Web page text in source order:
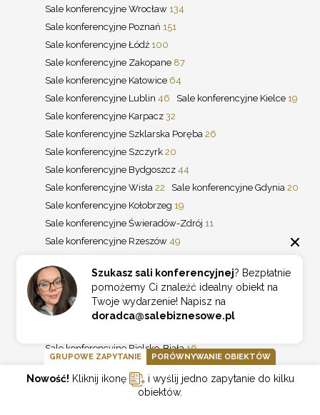
Sale konferencyjne Wrocław 134
Sale konferencyjne Poznań 151
Sale konferencyjne Łódź 100
Sale konferencyjne Zakopane 87
Sale konferencyjne Katowice 64
Sale konferencyjne Lublin 46 Sale konferencyjne Kielce 19
Sale konferencyjne Karpacz 32
Sale konferencyjne Szklarska Poręba 26
Sale konferencyjne Szczyrk 20
Sale konferencyjne Bydgoszcz 44
Sale konferencyjne Wisła 22 Sale konferencyjne Gdynia 20
Sale konferencyjne Kołobrzeg 19
Sale konferencyjne Świeradów-Zdrój 11
Sale konferencyjne Rzeszów 49
Sale konferencyjne Polanica Zdrój13
Sale konferencyjne Mielno 12
Sale konferencyjne Szczecin42
Sale konferencyjne Bielsko-Biała16
Sale konferencyjne Ciechocinek14
Sale konferencyjne Jastrzębia Góra13
Szukasz sali konferencyjnej? Bezpłatnie
pomożemy Ci znaleźć idealny obiekt na
Twoje wydarzenie! Napisz na
doradca@salebiznesowe.pl
GRUPOWE ZAPYTANIE PORÓWNYWANIE OBIEKTÓW
Nowość! Kliknij ikonę
i wyślij jedno zapytanie do kilku
obiektów.